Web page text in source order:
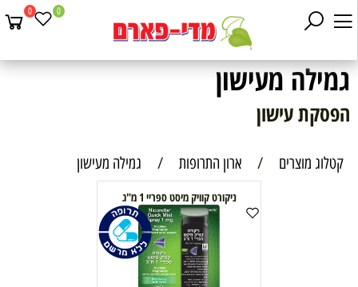
0 0
גמילה מעישון
הפסקת עישון
קטלוג מוצרים / ארון התרופות / גמילה מעישון
ניקורט קוויק מיסט ספריי 1 מ"ג